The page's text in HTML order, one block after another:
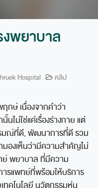
พยาบาล
Hospital
คลิป
กษ์ เนื่องจากคำว่า
ไม่ใช่แค่เรื่องร่างกาย แต่
รมณ์ที่ดี, พัฒนาการที่ดี รวม
มองเห็นว่ามีความสำคัญไม่
ย์ พยาบาล ที่มีความ
ารแพทย์ที่พร้อมให้บริการ